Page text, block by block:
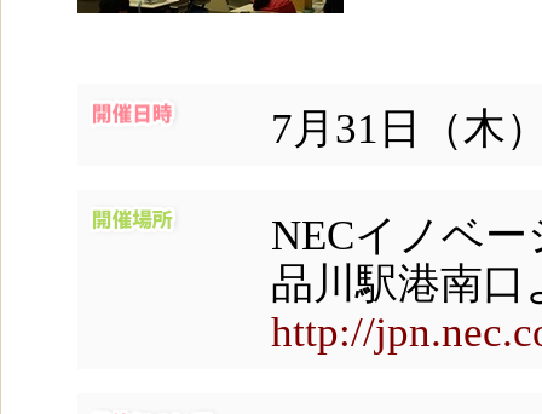
7月31日（木
NECイノベ
品川駅港南口
http://